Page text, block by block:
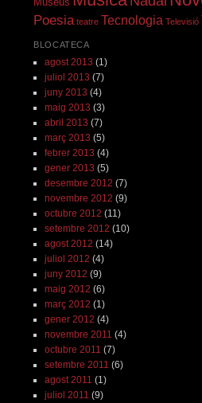
Museus
Poesia teatre Tecnologia Televisió
BLOCATECA
agost 2013 (1)
juliol 2013 (7)
juny 2013 (4)
maig 2013 (3)
abril 2013 (7)
març 2013 (5)
febrer 2013 (4)
gener 2013 (5)
desembre 2012 (7)
novembre 2012 (9)
octubre 2012 (11)
setembre 2012 (10)
agost 2012 (14)
juliol 2012 (4)
juny 2012 (9)
maig 2012 (6)
març 2012 (1)
gener 2012 (4)
novembre 2011 (4)
octubre 2011 (7)
setembre 2011 (6)
agost 2011 (1)
juliol 2011 (9)